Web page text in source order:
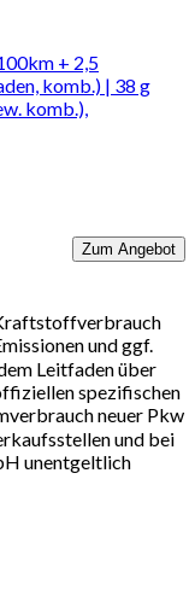
+ 2,5
komb.) | 38 g
komb.),
Zum Angebot
und ggf.
Leitfaden über
spezifischen
neuer Pkw
und bei
unentgeltlich